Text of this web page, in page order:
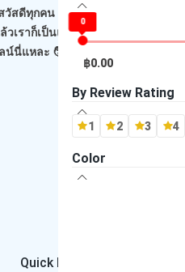
Playstation (PS3)
Playstation (PS2)
Playstation (PS1)
-- ไม่ระบุ Brand --
0
฿0.00
By Review Rating
1 2 3 4
Color
วัสดีทุกคน เจอกันอีกแล้วนะ! 😊คุณ
วเราก็เป็นแค่ผู้ขายธรรมดาคนหนึ่ง
นี่แหละ 🧑‍...
Quick Links